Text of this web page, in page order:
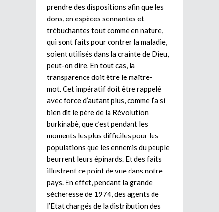
prendre des dispositions afin que les
dons, en espèces sonnantes et
trébuchantes tout comme en nature,
qui sont faits pour contrer la maladie,
soient utilisés dans la crainte de Dieu,
peut-on dire. En tout cas, la
transparence doit être le maître-
mot. Cet impératif doit être rappelé
avec force d’autant plus, comme l’a si
bien dit le père de la Révolution
burkinabè, que c’est pendant les
moments les plus difficiles pour les
populations que les ennemis du peuple
beurrent leurs épinards. Et des faits
illustrent ce point de vue dans notre
pays. En effet, pendant la grande
sécheresse de 1974, des agents de
l’Etat chargés de la distribution des